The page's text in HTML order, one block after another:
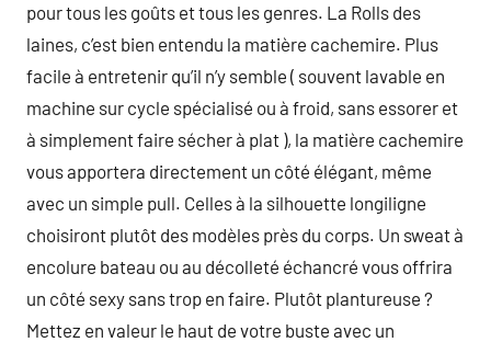
pour tous les goûts et tous les genres. La Rolls des
laines, c’est bien entendu la matière cachemire. Plus
facile à entretenir qu’il n’y semble ( souvent lavable en
machine sur cycle spécialisé ou à froid, sans essorer et
à simplement faire sécher à plat ), la matière cachemire
vous apportera directement un côté élégant, même
avec un simple pull. Celles à la silhouette longiligne
choisiront plutôt des modèles près du corps. Un sweat à
encolure bateau ou au décolleté échancré vous offrira
un côté sexy sans trop en faire. Plutôt plantureuse ?
Mettez en valeur le haut de votre buste avec un